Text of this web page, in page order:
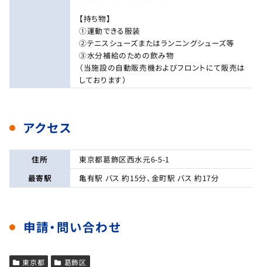
【持ち物】
①運動できる服装
②テニスシューズまたはランニングシューズ等
③水分補給のための飲み物
（当施設の自動販売機およびフロントにて販売は
しております）
アクセス
住所
東京都葛飾区西水元6-5-1
最寄駅
亀有駅 バス 約15分、金町駅 バス 約17分
申請・問い合わせ
東京都 葛飾区